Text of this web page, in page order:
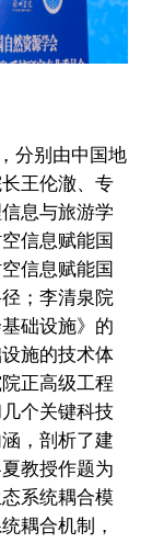
分别由中国地
王伦澈、专
息与旅游学
信息赋能国
信息赋能国
；李清泉院
础设施》的
施的技术体
正高级工程
个关键科技
，剖析了建
教授作题为
系统耦合模
耦合机制，